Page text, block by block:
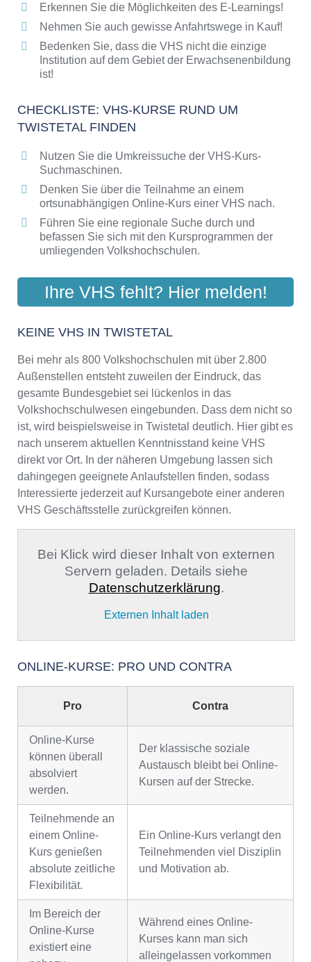
Bildungsangebote der VHS
Erkennen Sie die Möglichkeiten des E-Learnings!
Nehmen Sie auch gewisse Anfahrtswege in Kauf!
Bedenken Sie, dass die VHS nicht die einzige
Institution auf dem Gebiet der Erwachsenenbildung
ist!
CHECKLISTE: VHS-KURSE RUND UM
TWISTETAL FINDEN
Nutzen Sie die Umkreissuche der VHS-Kurs-
Suchmaschinen.
Denken Sie über die Teilnahme an einem
ortsunabhängigen Online-Kurs einer VHS nach.
Führen Sie eine regionale Suche durch und
befassen Sie sich mit den Kursprogrammen der
umliegenden Volkshochschulen.
Ihre VHS fehlt? Hier melden!
KEINE VHS IN TWISTETAL
Bei mehr als 800 Volkshochschulen mit über 2.800
Außenstellen entsteht zuweilen der Eindruck, das
gesamte Bundesgebiet sei lückenlos in das
Volkshochschulwesen eingebunden. Dass dem nicht so
ist, wird beispielsweise in Twistetal deutlich. Hier gibt es
nach unserem aktuellen Kenntnisstand keine VHS
direkt vor Ort. In der näheren Umgebung lassen sich
dahingegen geeignete Anlaufstellen finden, sodass
Interessierte jederzeit auf Kursangebote einer anderen
VHS Geschäftsstelle zurückgreifen können.
Bei Klick wird dieser Inhalt von externen
Servern geladen. Details siehe
Datenschutzerklärung.
Externen Inhalt laden
ONLINE-KURSE: PRO UND CONTRA
Pro Contra
Online-Kurse
können überall
absolviert
werden.
Der klassische soziale
Austausch bleibt bei Online-
Kursen auf der Strecke.
Teilnehmende an
einem Online-
Kurs genießen
absolute zeitliche
Flexibilität.
Ein Online-Kurs verlangt den
Teilnehmenden viel Disziplin
und Motivation ab.
Im Bereich der
Online-Kurse
existiert eine
Während eines Online-
Kurses kann man sich
alleingelassen vorkommen